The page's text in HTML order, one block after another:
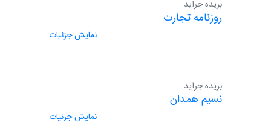
بریده جراید
روزنامه تجارت
نمایش جزئیات
بریده جراید
نسیم همدان
نمایش جزئیات